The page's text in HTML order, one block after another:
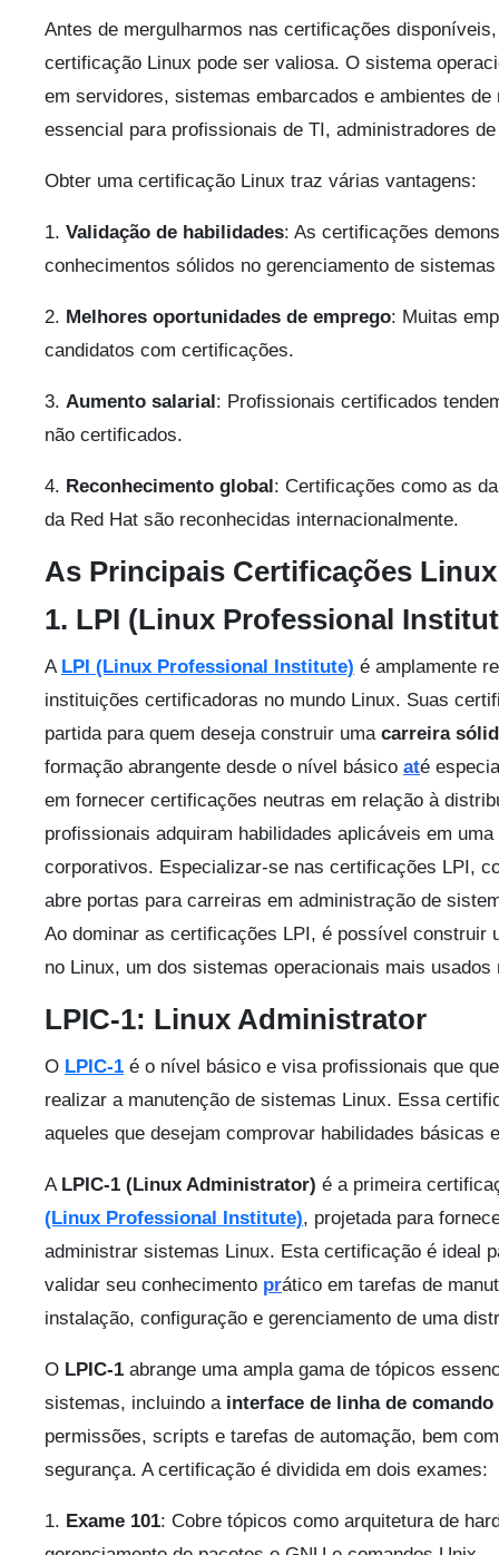
Antes de mergulharmos nas certificações
certificação Linux pode ser valiosa. O sistema
em servidores, sistemas embarcados e ambientes
essencial para profissionais de TI, administradores
Obter uma certificação Linux traz várias vantagens:
1. Validação de habilidades: As certificações
conhecimentos sólidos no gerenciamento de
2. Melhores oportunidades de emprego: Muitas
candidatos com certificações.
3. Aumento salarial: Profissionais certificados
não certificados.
4. Reconhecimento global: Certificações como as
da Red Hat são reconhecidas internacionalmente.
As Principais Certificações Linux
1. LPI (Linux Professional
A LPI (Linux Professional Institute) é amplamente
instituições certificadoras no mundo Linux. Suas
partida para quem deseja construir uma carreira
formação abrangente desde o nível básico até
em fornecer certificações neutras em relação à
profissionais adquiram habilidades aplicáveis em
corporativos. Especializar-se nas certificações LPI,
abre portas para carreiras em administração de
Ao dominar as certificações LPI, é possível construir
no Linux, um dos sistemas operacionais mais usados
LPIC-1: Linux Administrator
O LPIC-1 é o nível básico e visa profissionais que
realizar a manutenção de sistemas Linux. Essa
aqueles que desejam comprovar habilidades básicas
A LPIC-1 (Linux Administrator) é a primeira
(Linux Professional Institute), projetada para
administrar sistemas Linux. Esta certificação é ideal
validar seu conhecimento prático em tarefas de
instalação, configuração e gerenciamento de uma
O LPIC-1 abrange uma ampla gama de tópicos
sistemas, incluindo a interface de linha de comando
permissões, scripts e tarefas de automação, bem
segurança. A certificação é dividida em dois exames:
1. Exame 101: Cobre tópicos como arquitetura de